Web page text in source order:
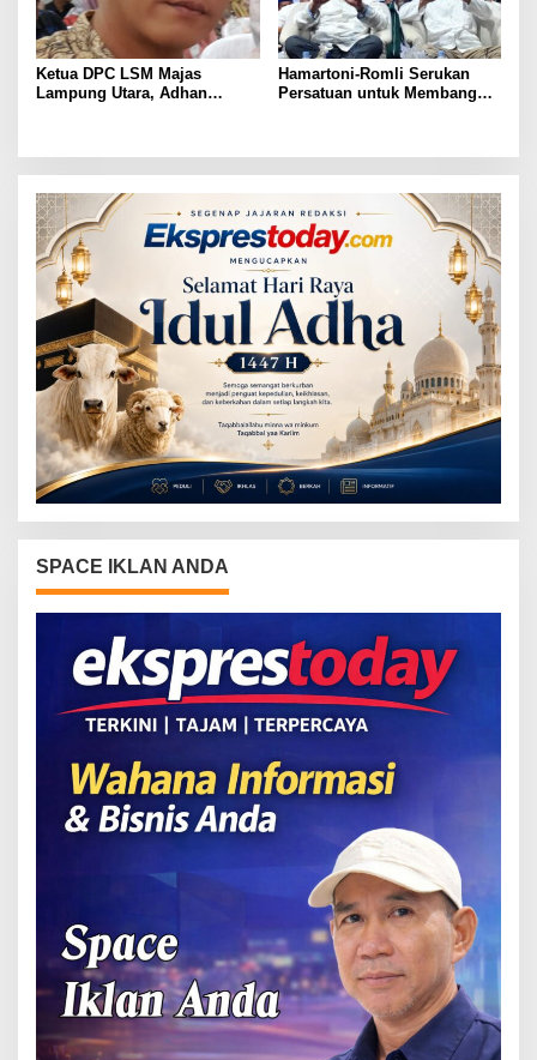
Ketua DPC LSM Majas
Lampung Utara, Adhan
Hamartoni-Romli Serukan
Persatuan untuk Membangun
SPACE IKLAN ANDA